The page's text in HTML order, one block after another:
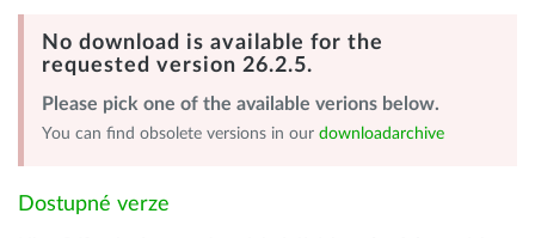
No download is available for the
requested version 26.2.5.
Please pick one of the available verions below.
You can find obsolete versions in our downloadarchive
Dostupné verze